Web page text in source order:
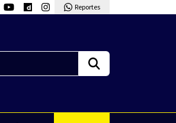
Reportes